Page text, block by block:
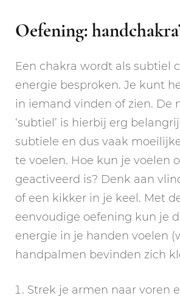
Oefening:
Een chakra wordt als subtiel
energie besproken. Je kunt
in iemand vinden of zien. De
‘subtiel’ is hierbij erg
subtiele en dus vaak
te voelen. Hoe kun je voelen
geactiveerd is? Denk aan
of een kikker in je keel. Met
eenvoudige oefening kun je
energie in je handen voelen
handpalmen bevinden zich
Strek je armen naar voren